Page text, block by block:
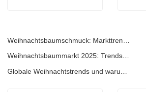
Weihnachtsbaummarkt 2025: Trends, Technologien und Beschaffungsleitfaden für B2B-Einkäufer